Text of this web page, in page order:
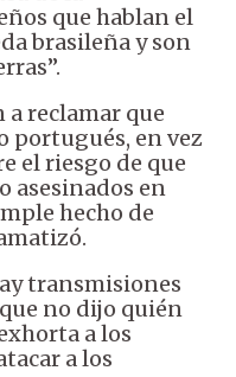
que hablan el
brasileña y son
a reclamar que
portugués, en vez
el riesgo de que
asesinados en
hecho de
transmisiones
no dijo quién
a los
a los